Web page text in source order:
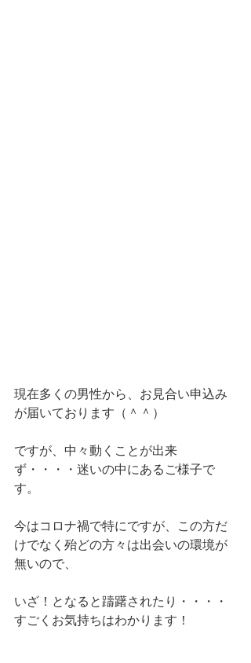
現在多くの男性から、お見合い申込み
が届いております（＾＾）
ですが、中々動くことが出来
ず・・・・迷いの中にあるご様子で
す。
今はコロナ禍で特にですが、この方だ
けでなく殆どの方々は出会いの環境が
無いので、
いざ！となると躊躇されたり・・・・
すごくお気持ちはわかります！